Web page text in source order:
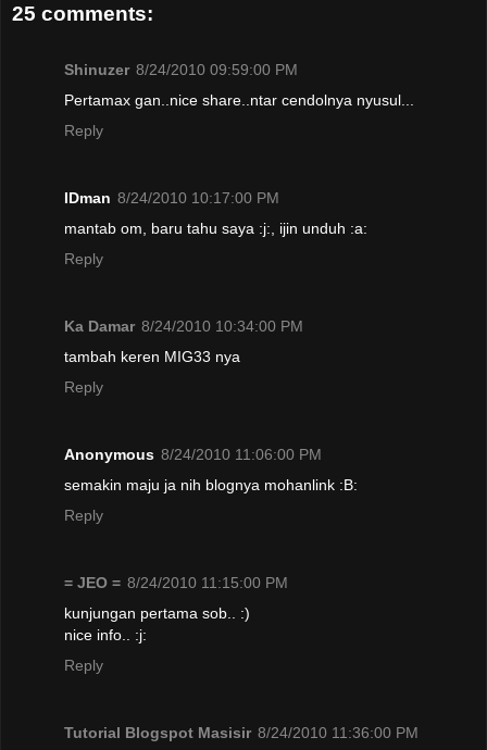
25 comments:
Shinuzer 8/24/2010 09:59:00 PM
Pertamax gan..nice share..ntar cendolnya nyusul...
Reply
IDman 8/24/2010 10:17:00 PM
mantab om, baru tahu saya :j:, ijin unduh :a:
Reply
Ka Damar 8/24/2010 10:34:00 PM
tambah keren MIG33 nya
Reply
Anonymous 8/24/2010 11:06:00 PM
semakin maju ja nih blognya mohanlink :B:
Reply
= JEO = 8/24/2010 11:15:00 PM
kunjungan pertama sob.. :)
nice info.. :j:
Reply
Tutorial Blogspot Masisir 8/24/2010 11:36:00 PM